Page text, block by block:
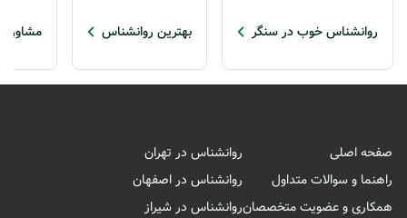
روانشناس خوب در سنگر بهترین روانشناس مشاور
صفحه اصلی
راهنما و سوالات متداول
همکاری و عضویت متخصصان
روانشناس در تهران
روانشناس در اصفهان
روانشناس در شیراز